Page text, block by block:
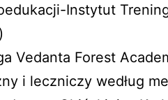
Instytut
Vedanta Forest
i leczniczy według